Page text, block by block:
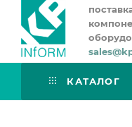
КАТАЛОГ